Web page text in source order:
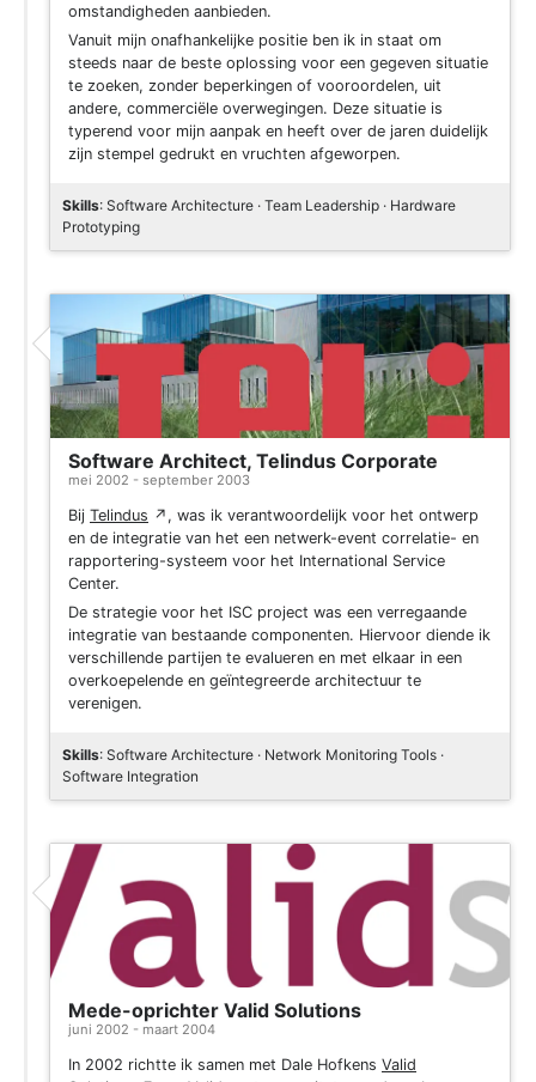
omstandigheden aanbieden.
Vanuit mijn onafhankelijke positie ben ik in staat om
steeds naar de beste oplossing voor een gegeven situatie
te zoeken, zonder beperkingen of vooroordelen, uit
andere, commerciële overwegingen. Deze situatie is
typerend voor mijn aanpak en heeft over de jaren duidelijk
zijn stempel gedrukt en vruchten afgeworpen.
Skills: Software Architecture · Team Leadership · Hardware
Prototyping
Software Architect, Telindus Corporate
mei 2002 - september 2003
Bij Telindus ↗ , was ik verantwoordelijk voor het ontwerp
en de integratie van het een netwerk-event correlatie- en
rapportering-systeem voor het International Service
Center.
De strategie voor het ISC project was een verregaande
integratie van bestaande componenten. Hiervoor diende ik
verschillende partijen te evalueren en met elkaar in een
overkoepelende en geïntegreerde architectuur te
verenigen.
Skills: Software Architecture · Network Monitoring Tools ·
Software Integration
Mede-oprichter Valid Solutions
juni 2002 - maart 2004
In 2002 richtte ik samen met Dale Hofkens Valid